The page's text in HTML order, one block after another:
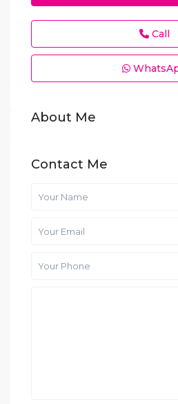
Call
About Me
Contact Me